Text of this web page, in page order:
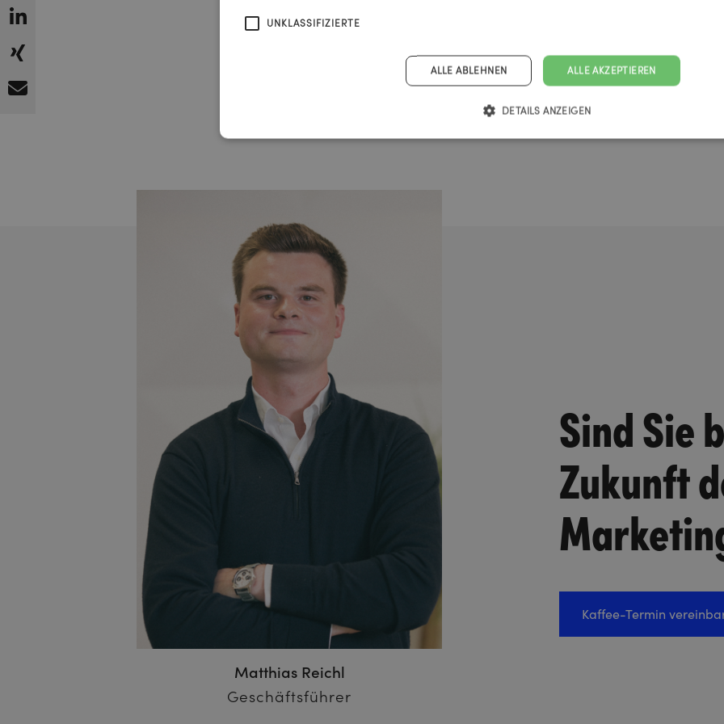
Sind Sie
Zukunft
Kaffee-Termin
Matthias Reichl
Geschäftsführer
UNKLASSIFIZIERTE
ALLE AKZEPTIEREN
ALLE ABLEHNEN
DETAILS ANZEIGEN